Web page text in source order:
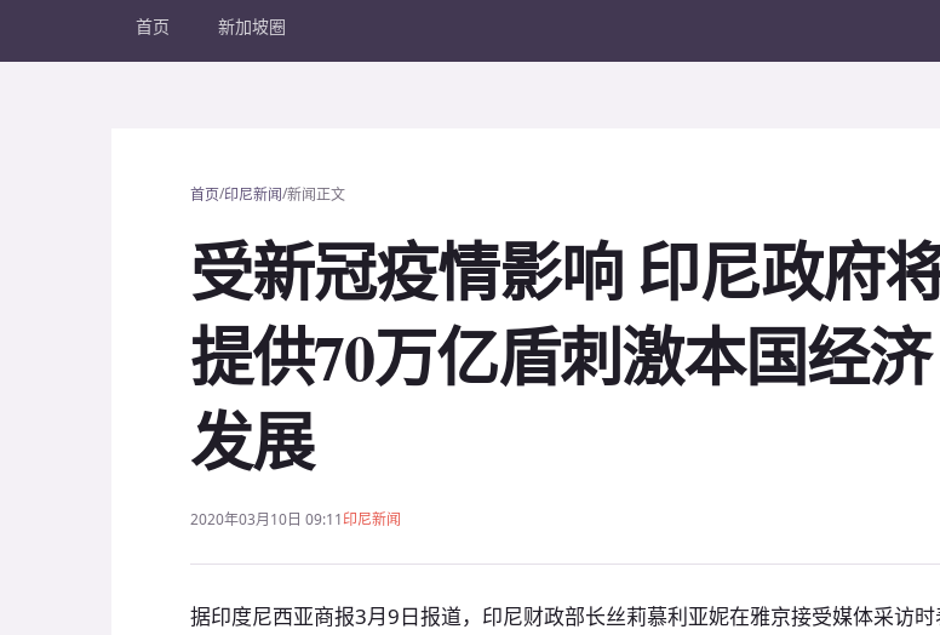
首页 新加坡圈
首页/印尼新闻/新闻正文
受新冠疫情影响 印尼政府
提供70万亿盾刺激本国经济
发展
2020年03月10日 09:11印尼新闻
据印度尼西亚商报3月9日报道，印尼财政部长丝莉慕利亚妮在雅京接受媒体采访时